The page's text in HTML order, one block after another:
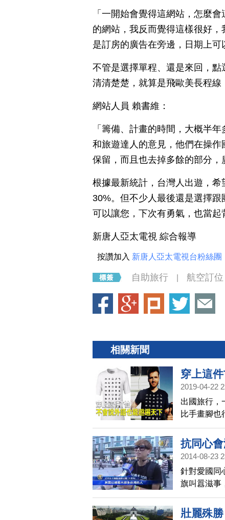
「一開始會覺得這網站，怎麼
的網站，我反而覺得這樣很好
是訂房的廣告在旁邊，日期上可
不管是選擇單程、還是來回，
清清楚楚，就算是飛歐美長程線
網站人員 賴書維：
「籌備、計畫的時間，大概半
和旅遊達人的意見，他們在操
保留，而且也去掉多餘的部分，
根據最新統計，台灣人出遊，
30%。但不少人最後還是選擇
可以讓您，下次有勇氣，也當起
新唐人亞太電視 綜合報導
按讚加入 新唐人亞太電視台粉絲團
自助旅行 航空訂位
相關新聞
穿上這
2019-04-22
出國旅行，
比手畫腳也
面印有40個
的人，超越
抗同心
2014-08-23
針對愛國同
旗叫囂滋事
開始辱罵法
，今天下午
壯麗殊